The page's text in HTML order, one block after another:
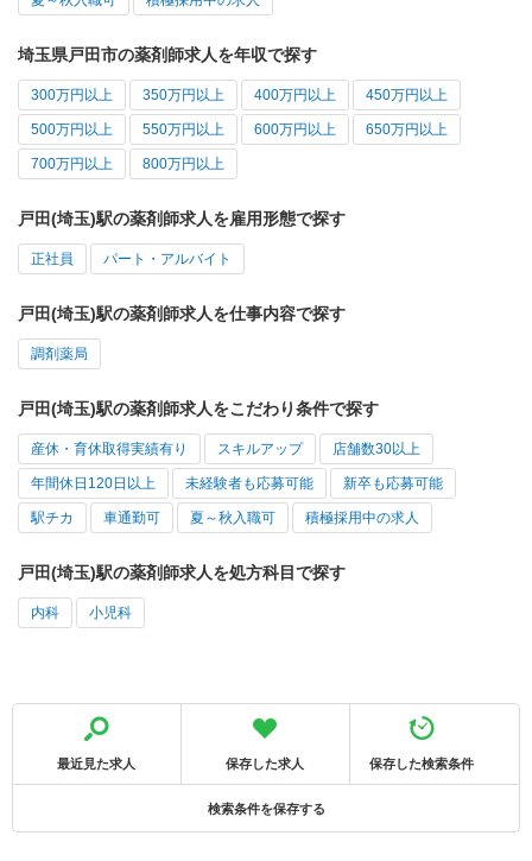
埼玉県戸田市の薬剤師求人を年収で探す
300万円以上 350万円以上 400万円以上 450万円以上
500万円以上 550万円以上 600万円以上 650万円以上
700万円以上 800万円以上
戸田(埼玉)駅の薬剤師求人を雇用形態で探す
正社員 パート・アルバイト
戸田(埼玉)駅の薬剤師求人を仕事内容で探す
調剤薬局
戸田(埼玉)駅の薬剤師求人をこだわり条件で探す
産休・育休取得実績有り スキルアップ 店舗数30以上
年間休日120日以上 未経験者も応募可能 新卒も応募可能
駅チカ 車通勤可 夏～秋入職可 積極採用中の求人
戸田(埼玉)駅の薬剤師求人を処方科目で探す
内科 小児科
最近見た求人 保存した求人 保存した検索条件
検索条件を保存する